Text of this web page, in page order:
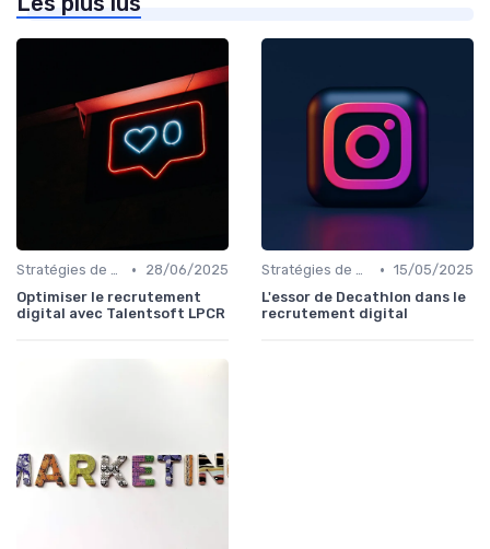
Stratégies de Recrutement Digital •
28/06/2025
Optimiser le recrutement
digital avec Talentsoft LPCR
Stratégies de Recrutement Digital • 15/05/2025
L'essor de Decathlon dans le
recrutement digital